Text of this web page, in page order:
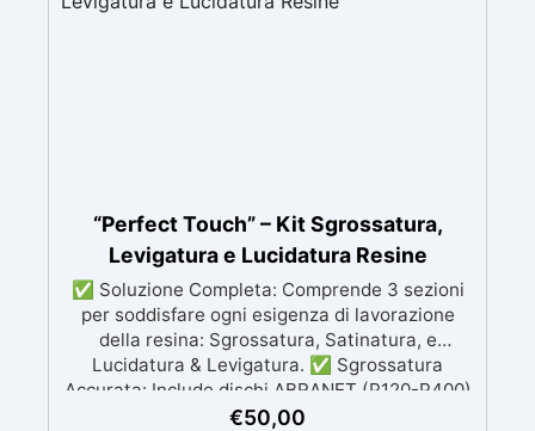
gessi, per progetti creativi dettagliati. Alta
“Perfect Touch” – Kit Sgrossatura,
Levigatura e Lucidatura Resine
✅ Soluzione Completa: Comprende 3 sezioni
per soddisfare ogni esigenza di lavorazione
della resina: Sgrossatura, Satinatura, e
Lucidatura & Levigatura. ✅ Sgrossatura
Accurata: Include dischi ABRANET (P120-P400)
per modellare e dare forma agli oggetti con
€50,00